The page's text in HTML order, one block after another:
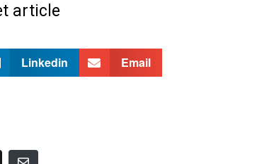
article
Linkedin Email